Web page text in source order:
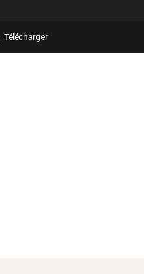
Télécharger